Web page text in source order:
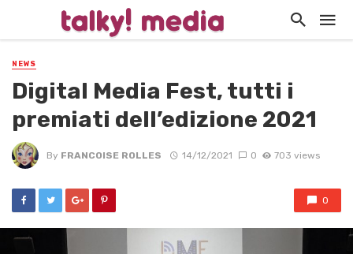
NEWS
Digital Media Fest, tutti i
premiati dell’edizione 2021
By FRANCOISE ROLLES 14/12/2021 0 703 views
0